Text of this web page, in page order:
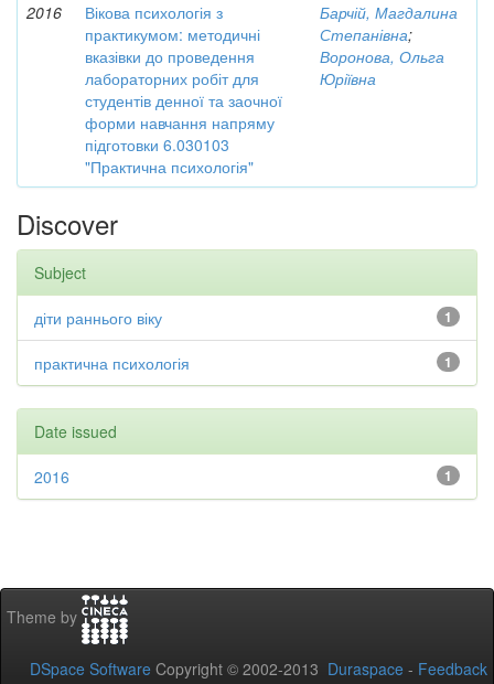
2016
Вікова психологія з
практикумом: методичні
вказівки до проведення
лабораторних робіт для
студентів денної та заочної
форми навчання напряму
підготовки 6.030103
"Практична психологія"
Барчій, Магдалина
Степанівна;
Воронова, Ольга
Юріївна
Discover
Subject
1
діти раннього віку
1
практична психологія
Date issued
1
2016
Theme by
DSpace Software Copyright © 2002-2013 Duraspace - Feedback